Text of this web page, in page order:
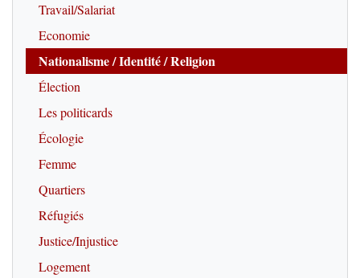
Travail/Salariat
Economie
Nationalisme / Identité / Religion
Élection
Les politicards
Écologie
Femme
Quartiers
Réfugiés
Justice/Injustice
Logement